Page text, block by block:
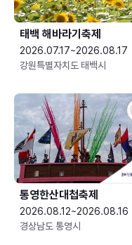
태백 해바라기축제
2026.07.17~2026.08.17
강원특별자치도 태백시
통영한산대첩축제
2026.08.12~2026.08.16
경상남도 통영시